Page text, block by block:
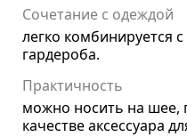
Сочетание с одеждой
легко комбинируется
гардероба.
Практичность
можно носить на шее,
качестве аксессуара